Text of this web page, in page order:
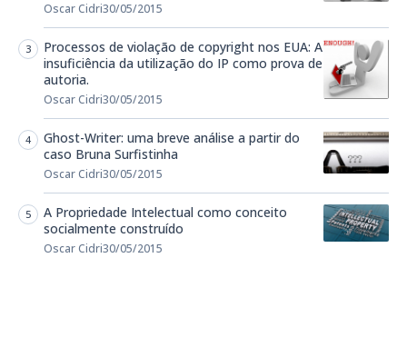
Oscar Cidri30/05/2015
Processos de violação de copyright nos EUA: A
insuficiência da utilização do IP como prova de
autoria.
Oscar Cidri30/05/2015
Ghost-Writer: uma breve análise a partir do
caso Bruna Surfistinha
Oscar Cidri30/05/2015
A Propriedade Intelectual como conceito
socialmente construído
Oscar Cidri30/05/2015